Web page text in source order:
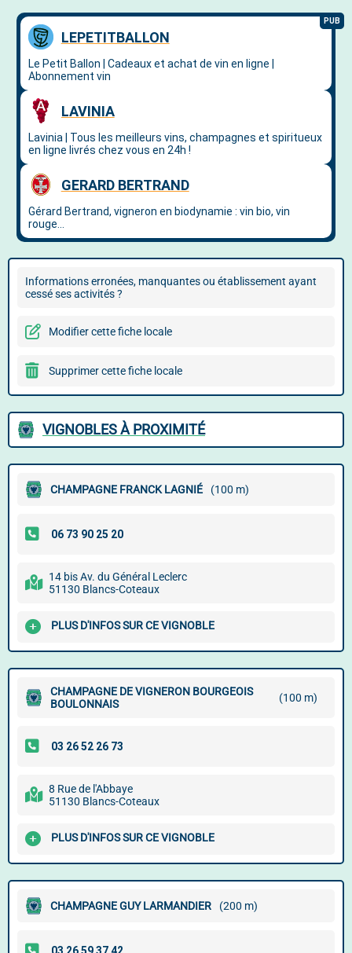
Informations erronées, manquantes ou établissement ayant
cessé ses activités ?
Modifier cette fiche locale
Supprimer cette fiche locale
VIGNOBLES À PROXIMITÉ
CHAMPAGNE FRANCK LAGNIÉ (100 m)
14 bis Av. du Général Leclerc
51130 Blancs-Coteaux
PLUS D'INFOS SUR CE VIGNOBLE
CHAMPAGNE DE VIGNERON BOURGEOIS
BOULONNAIS
(100 m)
8 Rue de l'Abbaye
51130 Blancs-Coteaux
PLUS D'INFOS SUR CE VIGNOBLE
CHAMPAGNE GUY LARMANDIER (200 m)